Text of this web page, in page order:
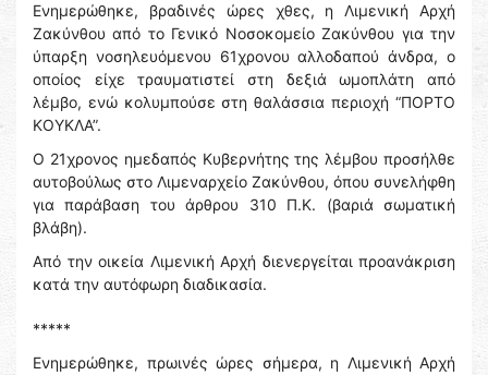
Ενημερώθηκε, βραδινές ώρες χθες, η Λιμενική Αρχή
Ζακύνθου από το Γενικό Νοσοκομείο Ζακύνθου για την
ύπαρξη νοσηλευόμενου 61χρονου αλλοδαπού άνδρα, ο
οποίος είχε τραυματιστεί στη δεξιά ωμοπλάτη από
λέμβο, ενώ κολυμπούσε στη θαλάσσια περιοχή “ΠΟΡΤΟ
ΚΟΥΚΛΑ”.
Ο 21χρονος ημεδαπός Κυβερνήτης της λέμβου προσήλθε
αυτοβούλως στο Λιμεναρχείο Ζακύνθου, όπου συνελήφθη
για παράβαση του άρθρου 310 Π.Κ. (βαριά σωματική
βλάβη).
Από την οικεία Λιμενική Αρχή διενεργείται προανάκριση
κατά την αυτόφωρη διαδικασία.
*****
Ενημερώθηκε, πρωινές ώρες σήμερα, η Λιμενική Αρχή